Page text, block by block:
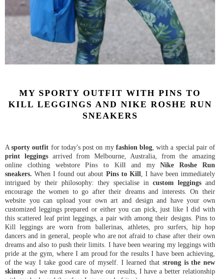
MY SPORTY OUTFIT WITH PINS TO
KILL LEGGINGS AND NIKE ROSHE RUN
SNEAKERS
Asporty outfit for today's post on my fashion blog, with a special pair of
print leggingsarrived from Melbourne, Australia, from the amazing
online clothing webstorePins to Kill and myNike Roshe Run
sneakers. When I found out about Pins to Kill, I have been immediately
intrigued by their philosophy: they specialise in custom leggings and
encourage the women to go after their dreams and interests. On their
website you can upload your own art and design and have your own
customized leggings prepared or either you can pick, just like I did with
this scattered leaf print leggings, a pair with among their designs. Pins to
Kill leggings are worn from ballerinas, athletes, pro surfers, hip hop
dancers and in general, people who are not afraid to chase after their own
dreams and also to push their limits. I have been wearing my leggings with
pride at the gym, where I am proud for the results I have been achieving,
of the way I take good care of myself. I learned that strong is the new
skinny and we must sweat to have our results, I have a better relationship